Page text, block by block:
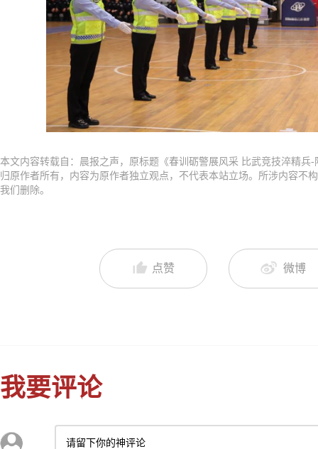
本文内容转载自：晨报之声，原标题《春训砺警展风采 比武竞技淬精
归原作者所有，内容为原作者独立观点，不代表本站立场。所涉内容不
我们删除。
点赞 微博
我要评论
请留下你的神评论